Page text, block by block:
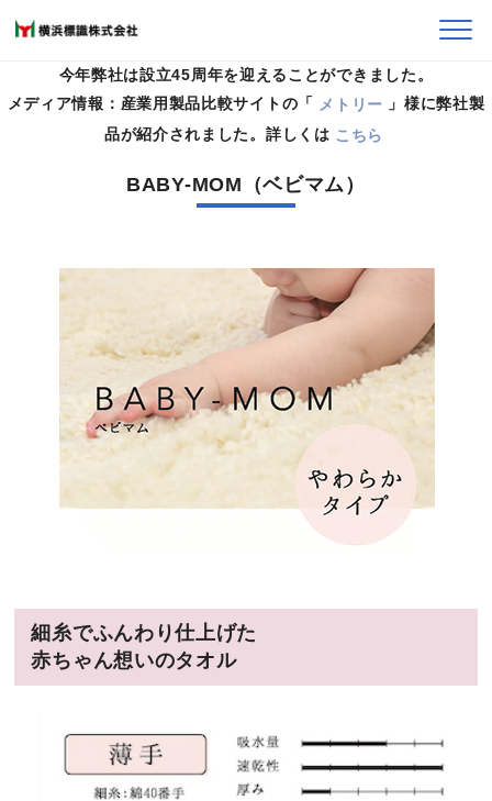
今年弊社は設立45周年を迎えることができました。
メディア情報：産業用製品比較サイトの「
メトリー
」様に弊社製
品が紹介されました。詳しくは こちら
HOME > 製品案内 > エアーかおる > ベビマム
BABY-MOM（ベビマム）
細糸でふんわり仕上げた
赤ちゃん想いのタオル